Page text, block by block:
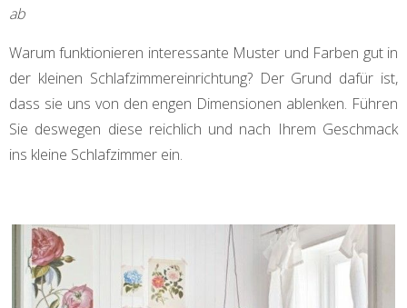
ab
Warum funktionieren interessante Muster und Farben gut in
der kleinen Schlafzimmereinrichtung? Der Grund dafür ist,
dass sie uns von den engen Dimensionen ablenken. Führen
Sie deswegen diese reichlich und nach Ihrem Geschmack
ins kleine Schlafzimmer ein.